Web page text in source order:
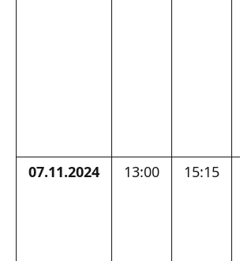
07.11.2024 13:00 15:15